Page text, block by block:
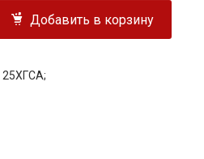
Добавить в корзину
25ХГСА;